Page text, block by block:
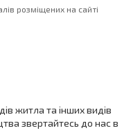
розміщених на сайті
житла та інших видів
звертайтесь до нас в